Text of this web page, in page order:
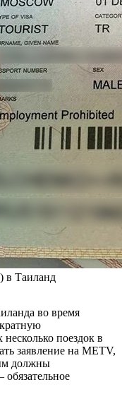
в Таиланд
во время
поездок в
заявление на METV,
должны